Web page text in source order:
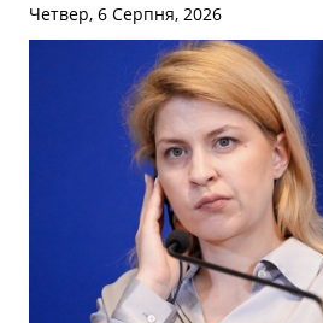
Четвер, 6 Серпня, 2026